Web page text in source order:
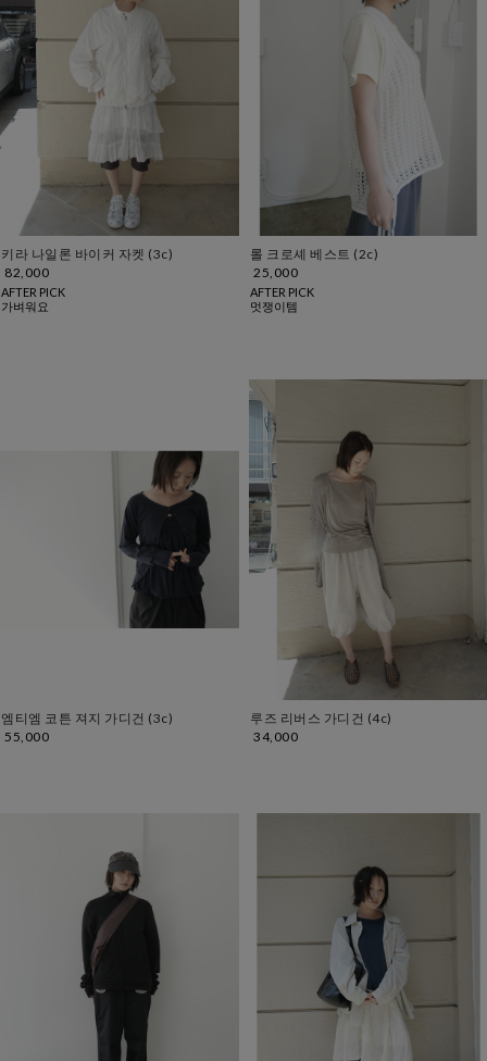
키라 나일론 바이커 자켓 (3c)
82,000
AFTER PICK
가벼워요
롤 크로셰 베스트 (2c)
25,000
AFTER PICK
멋쟁이템
엠티엠 코튼 져지 가디건 (3c)
55,000
루즈 리버스 가디건 (4c)
34,000